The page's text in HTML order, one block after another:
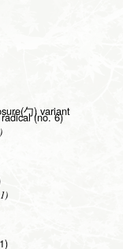
勹) variant
(no. 6)